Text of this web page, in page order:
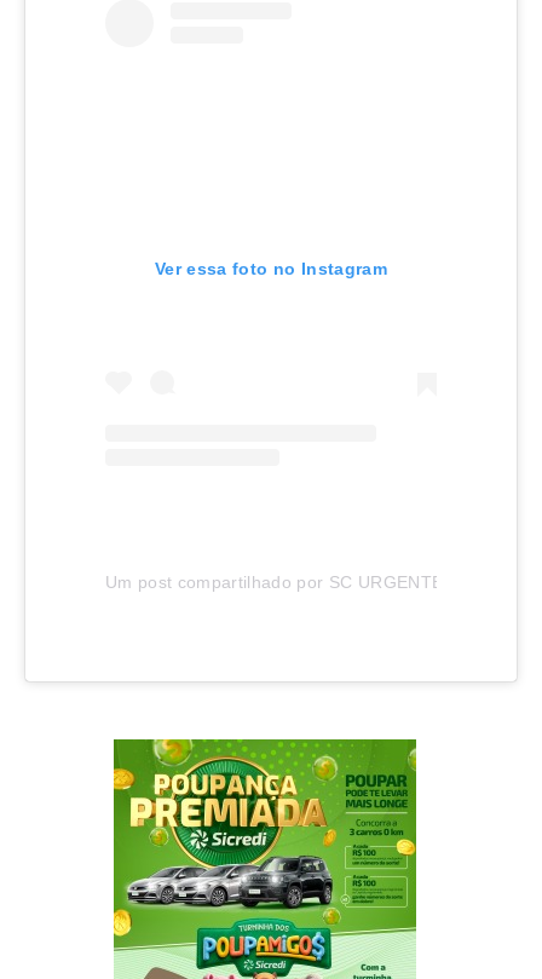
Ver essa foto no Instagram
Um post compartilhado por SC URGENTE